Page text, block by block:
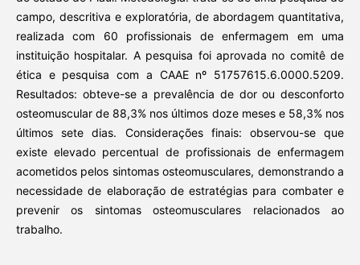
campo, descritiva e exploratória, de abordagem quantitativa,
realizada com 60 profissionais de enfermagem em uma
instituição hospitalar. A pesquisa foi aprovada no comitê de
ética e pesquisa com a CAAE nº 51757615.6.0000.5209.
Resultados: obteve-se a prevalência de dor ou desconforto
osteomuscular de 88,3% nos últimos doze meses e 58,3% nos
últimos sete dias. Considerações finais: observou-se que
existe elevado percentual de profissionais de enfermagem
acometidos pelos sintomas osteomusculares, demonstrando a
necessidade de elaboração de estratégias para combater e
prevenir os sintomas osteomusculares relacionados ao
trabalho.